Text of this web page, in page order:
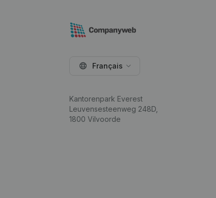
Français
Kantorenpark Everest
Leuvensesteenweg 248D,
1800 Vilvoorde